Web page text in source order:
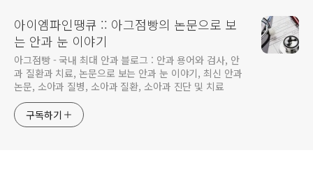
아이엠파인땡큐 :: 아그점빵의 논문으로 보
는 안과 눈 이야기
아그점빵 - 국내 최대 안과 블로그 : 안과 용어와 검사, 안
과 질환과 치료, 논문으로 보는 안과 눈 이야기, 최신 안과
논문, 소아과 질병, 소아과 질환, 소아과 진단 및 치료
구독하기